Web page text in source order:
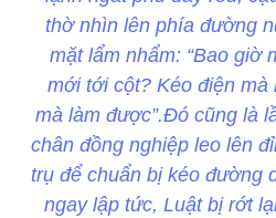
thờ nhìn lên phía đường
mặt lẩm nhẩm: “Bao giờ
mới tới cột? Kéo điện mà
mà làm được”.Đó cũng là
chân đồng nghiệp leo lên
trụ để chuẩn bị kéo đường
ngay lập tức, Luật bị rớt